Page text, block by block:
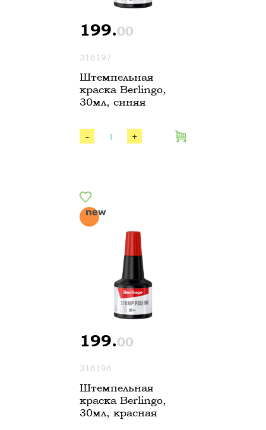
199.00
316197
Штемпельная
краска Berlingo,
30мл, синяя
- +
199.00
316196
Штемпельная
краска Berlingo,
30мл, красная